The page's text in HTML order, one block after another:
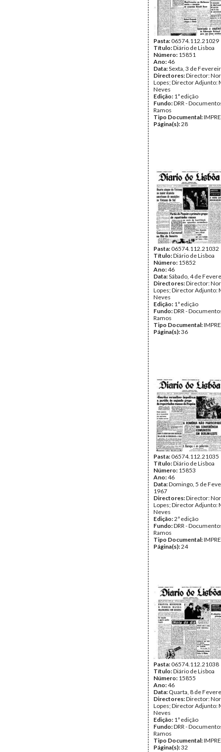
Pasta:06574.112.21029
Título:Diário de Lisboa
Número: 15851
Ano:46
Data:Sexta, 3 de
Directores:Director:
Lopes; Director Adjunto:
Neves
Edição: 1ª edição
Fundo:DRR -
Ramos
Tipo Documental:
Página(s):28
Pasta:06574.112.21032
Título:Diário de Lisboa
Número: 15852
Ano:46
Data:Sábado, 4 de
Directores:Director:
Lopes; Director Adjunto:
Neves
Edição: 1ª edição
Fundo:DRR -
Ramos
Tipo Documental:
Página(s):36
Pasta:06574.112.21035
Título:Diário de Lisboa
Número: 15853
Ano:46
Data:Domingo, 5 de
1967
Directores:Director:
Lopes; Director Adjunto:
Neves
Edição:2ª edição
Fundo:DRR -
Ramos
Tipo Documental:
Página(s):24
Pasta:06574.112.21038
Título:Diário de Lisboa
Número: 15855
Ano:46
Data: Quarta, 8 de
Directores:Director:
Lopes; Director Adjunto:
Neves
Edição: 1ª edição
Fundo:DRR -
Ramos
Tipo Documental:
Página(s):32